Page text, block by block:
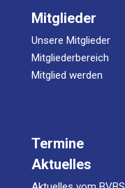
Mitglieder
Unsere Mitglieder
Mitgliederbereich
Mitglied werden
Termine
Aktuelles